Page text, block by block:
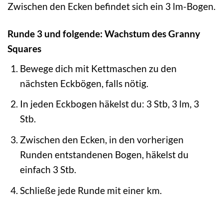
Zwischen den Ecken befindet sich ein 3 lm-Bogen.
Runde 3 und folgende: Wachstum des Granny
Squares
Bewege dich mit Kettmaschen zu den
nächsten Eckbögen, falls nötig.
In jeden Eckbogen häkelst du: 3 Stb, 3 lm, 3
Stb.
Zwischen den Ecken, in den vorherigen
Runden entstandenen Bogen, häkelst du
einfach 3 Stb.
Schließe jede Runde mit einer km.